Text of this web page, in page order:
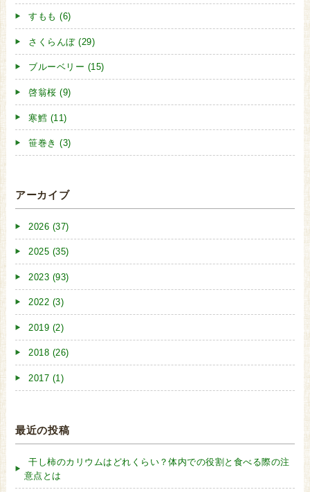
すもも (6)
さくらんぼ (29)
ブルーベリー (15)
啓翁桜 (9)
寒鱈 (11)
笹巻き (3)
アーカイブ
2026 (37)
2025 (35)
2023 (93)
2022 (3)
2019 (2)
2018 (26)
2017 (1)
最近の投稿
干し柿のカリウムはどれくらい？体内での役割と食べる際の注
意点とは